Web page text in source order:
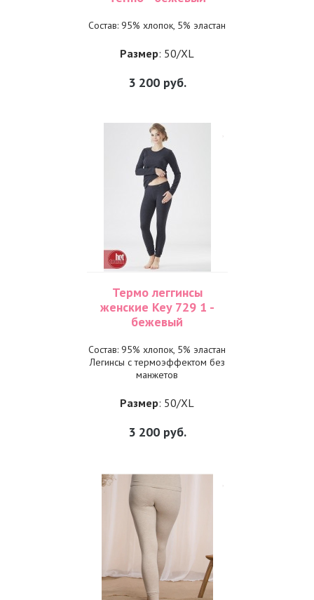
Состав: 95% хлопок, 5% эластан
Размер: 50/XL
3 200руб.
Термо леггинсы
женские Key 729 1 -
бежевый
Состав: 95% хлопок, 5% эластан
Легинсы с термоэффектом без
манжетов
Размер: 50/XL
3 200руб.